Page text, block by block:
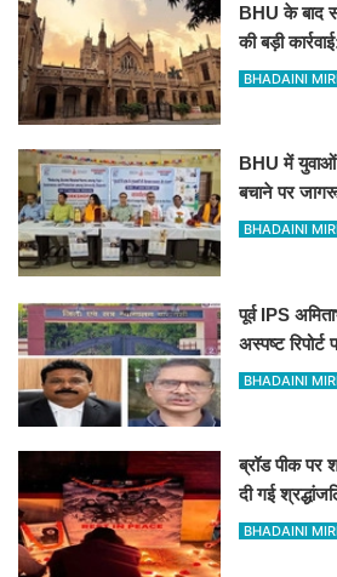
BHU के बाद
की बड़ी
प्रो. ब्रजभूषण
BHADAINI
BHU में युवाओं
बचाने पर
BHADAINI
पूर्व IPS
अस्पष्ट
मांगी स्पष्ट
BHADAINI
ब्रॉड पीक पर
दी गई
पुष्प
BHADAINI